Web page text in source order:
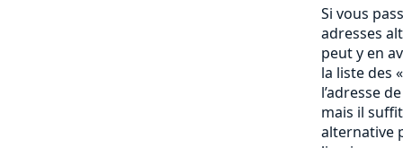
Si vous
adresses
peut y en
la liste des
l’adresse
mais il
alternative